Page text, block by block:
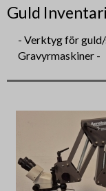
Guld
- Verktyg för
Gravyrmaskiner -